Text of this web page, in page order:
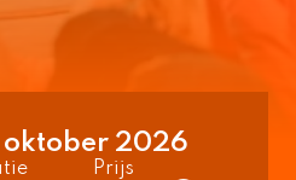
oktober 2026
Prijs